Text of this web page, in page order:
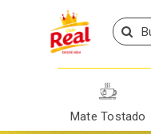
Search
for:
Mate Tostado